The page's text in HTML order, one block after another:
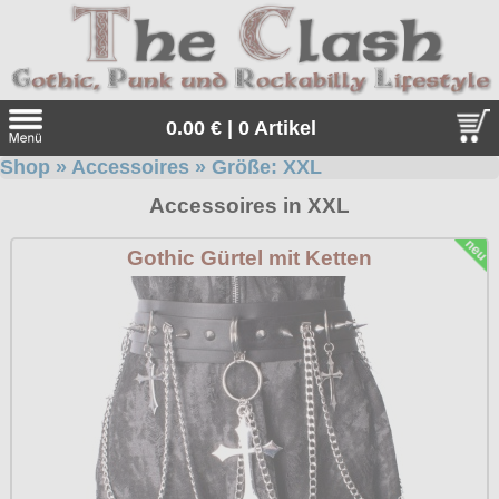
0.00 € | 0 Artikel
Angebote
Sonderangebote
Geschenketipps
Gratis
Kleidung/Gothic
alle Artikel
Girlblusen
Punkrock
Shop » Accessoires » Größe: XXL
Accessoires in XXL
Gothic Gürtel mit Ketten